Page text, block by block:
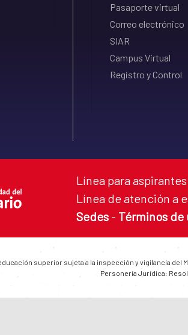
Pasaporte virtual
Correo electrónico
SIAR
Campus Virtual
Registro y Control
Línea para aspirantes
Línea de atención a
Sedes - Términos de
superior sujeta a la inspección y vigilancia del
Personería Jurídica: